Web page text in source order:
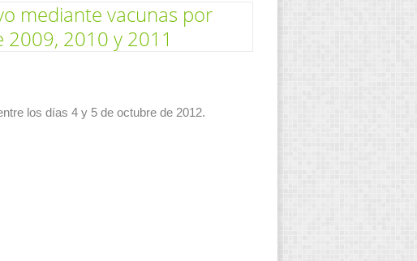
mediante vacunas por
2010 y 2011
los días 4 y 5 de octubre de 2012.